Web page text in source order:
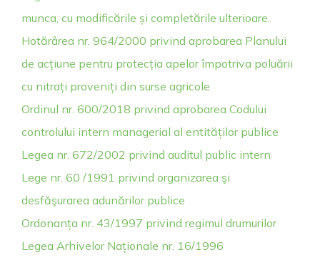
munca, cu modificările și completările ulterioare.
Hotărârea nr. 964/2000 privind aprobarea Planului
de acțiune pentru protecția apelor împotriva poluării
cu nitrați proveniți din surse agricole
Ordinul nr. 600/2018 privind aprobarea Codului
controlului intern managerial al entităților publice
Legea nr. 672/2002 privind auditul public intern
Lege nr. 60 /1991 privind organizarea şi
desfăşurarea adunărilor publice
Ordonanța nr. 43/1997 privind regimul drumurilor
Legea Arhivelor Naționale nr. 16/1996